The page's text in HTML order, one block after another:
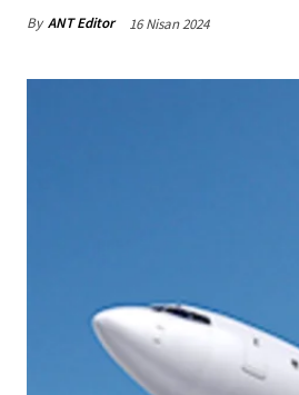
By ANT Editor 16 Nisan 2024